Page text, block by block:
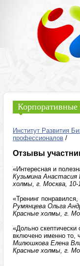
Корпоративные
Институт Развития
профессионалов /
Отзывы
«Интересная и
Кузьмина Анастасия
холмы, г. Москва, 10-
«Тренинг
Румянцева Ольга
Красные холмы, г.
«Дольно
включено именно то,
Милюшкова Елена
Красные холмы, г.